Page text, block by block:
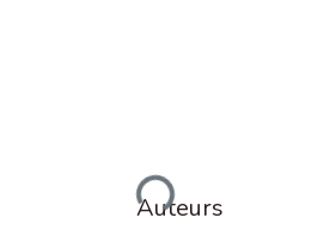
de chargement...Auteurs